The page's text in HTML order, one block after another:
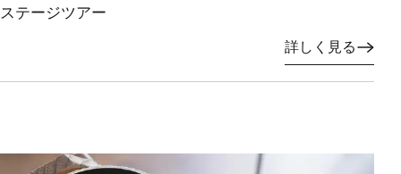
ステージツアー
詳しく見る